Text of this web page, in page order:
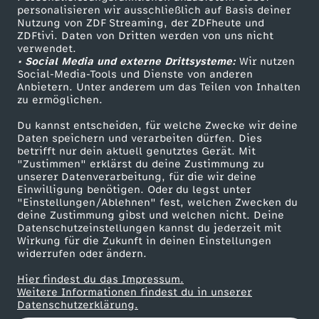
personalisieren wir ausschließlich auf Basis deiner
Nutzung von ZDF Streaming, der ZDFheute und
ZDFtivi. Daten von Dritten werden von uns nicht
verwendet.
• Social Media und externe Drittsysteme:Wir nutzen
Social-Media-Tools und Dienste von anderen
Anbietern. Unter anderem um das Teilen von Inhalten
zu ermöglichen.
Du kannst entscheiden, für welche Zwecke wir deine
Daten speichern und verarbeiten dürfen. Dies
betrifft nur dein aktuell genutztes Gerät. Mit
"Zustimmen" erklärst du deine Zustimmung zu
unserer Datenverarbeitung, für die wir deine
Einwilligung benötigen. Oder du legst unter
"Einstellungen/Ablehnen" fest, welchen Zwecken du
deine Zustimmung gibst und welchen nicht. Deine
Datenschutzeinstellungen kannst du jederzeit mit
Wirkung für die Zukunft in deinen Einstellungen
widerrufen oder ändern.
Hier findest du das Impressum.
Weitere Informationen findest du in unserer
Datenschutzerklärung.
a
s
G
e
h
e
i
m
n
2
1
s
t
C
e
n
t
u
e
s
t
e
r
z
z
d
i
c
h
t
i
r
?
a
b
e
i
h
n
a
c
h
t
s
-
D
e
r
F
i
l
+
n
g
o
h
n
e
L
e
i
i
n
m
i
t
P
a
a
r
d
e
r
j
a
g
d
i
e
r
e
M
a
m
a
n
e
t
ZDF Unternehmen
Karriere
ZDF goes Schule
Werbefernsehen
Mainzelmännchen
Partner